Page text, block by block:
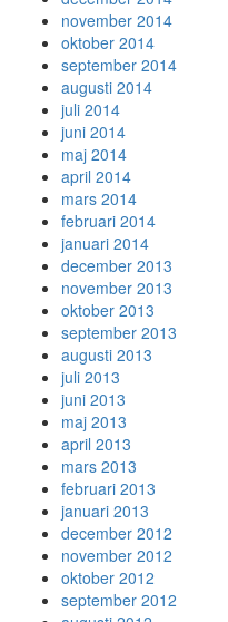
november 2014
oktober 2014
september 2014
augusti 2014
juli 2014
juni 2014
maj 2014
april 2014
mars 2014
februari 2014
januari 2014
december 2013
november 2013
oktober 2013
september 2013
augusti 2013
juli 2013
juni 2013
maj 2013
april 2013
mars 2013
februari 2013
januari 2013
december 2012
november 2012
oktober 2012
september 2012